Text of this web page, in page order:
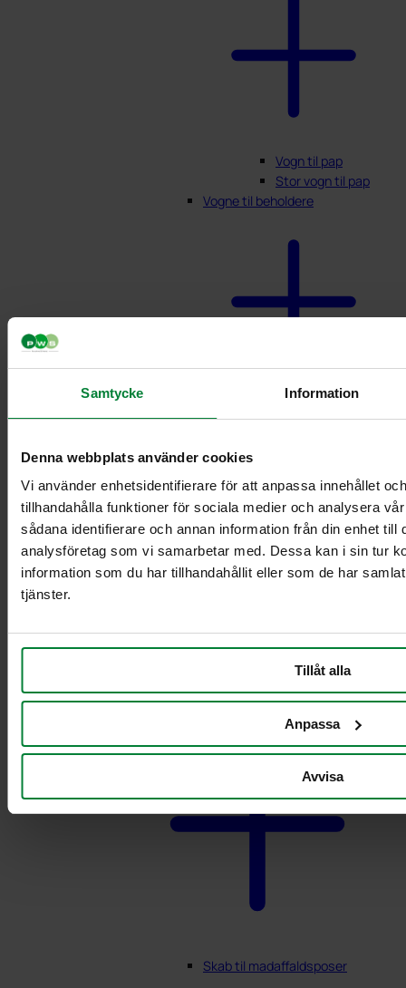
Samtycke Information
Denna webbplats använder cookies
Vi använder enhetsidentifierare för att anpassa innehållet
tillhandahålla funktioner för sociala medier och analysera
sådana identifierare och annan information från din enhet
analysföretag som vi samarbetar med. Dessa kan i sin tur
information som du har tillhandahållit eller som de har
tjänster.
Tillåt alla
Anpassa
Avvisa
Vogn til pap
Stor vogn til pap
Vogne til beholdere
Vogne beholdere
60 L
Vogn til beholdere
2 x 60L
Vogne beholdere
Rullestativ til
madaffald
Skab til madaffaldsposer